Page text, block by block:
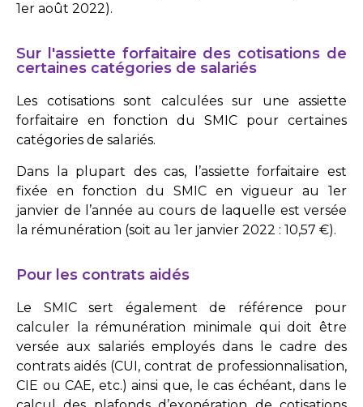
1er août 2022).
Sur l'assiette forfaitaire des cotisations de
certaines catégories de salariés
Les cotisations sont calculées sur une assiette
forfaitaire en fonction du SMIC pour certaines
catégories de salariés.
Dans la plupart des cas, l’assiette forfaitaire est
fixée en fonction du SMIC en vigueur au 1er
janvier de l’année au cours de laquelle est versée
la rémunération (soit au 1er janvier 2022 : 10,57 €).
Pour les contrats aidés
Le SMIC sert également de référence pour
calculer la rémunération minimale qui doit être
versée aux salariés employés dans le cadre des
contrats aidés (CUI, contrat de professionnalisation,
CIE ou CAE, etc.) ainsi que, le cas échéant, dans le